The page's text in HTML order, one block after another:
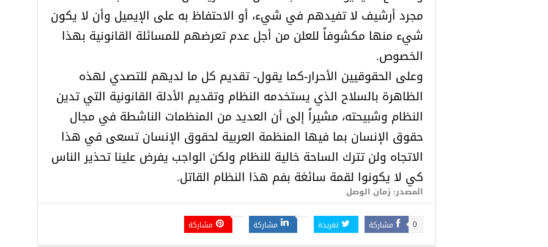
مجرد أرشيف لا تفيدهم في شيء، أو الاحتفاظ به على الإيميل وأن لا يكون
شيء منها مكشوفاً للعلن من أجل عدم تعرضهم للمسائلة القانونية بهذا
الخصوص.
وعلى الحقوقيين الأحرار-كما يقول- تقديم كل ما لديهم للتصدي لهذه
الظاهرة بالسلاح الذي يستخدمه النظام وتقديم الأدلة القانونية التي تدين
النظام وشبيحته، مشيراً إلى أن العديد من المنظمات الناشطة في مجال
حقوق الإنسان بما فيها المنظمة العربية لحقوق الإنسان تسعى في هذا
الاتجاه ولن تترك الساحة خالية للنظام ولكن الواجب يفرض علينا تحذير الناس
كي لا يكونوا لقمة سائغة بفم هذا النظام القاتل.
المصدر: زمان الوصل
مشاركة 0 تغريدة مشاركة مشاركة